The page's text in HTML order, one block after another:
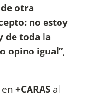
otra
no estoy
de toda la
opino igual”,
+CARAS al